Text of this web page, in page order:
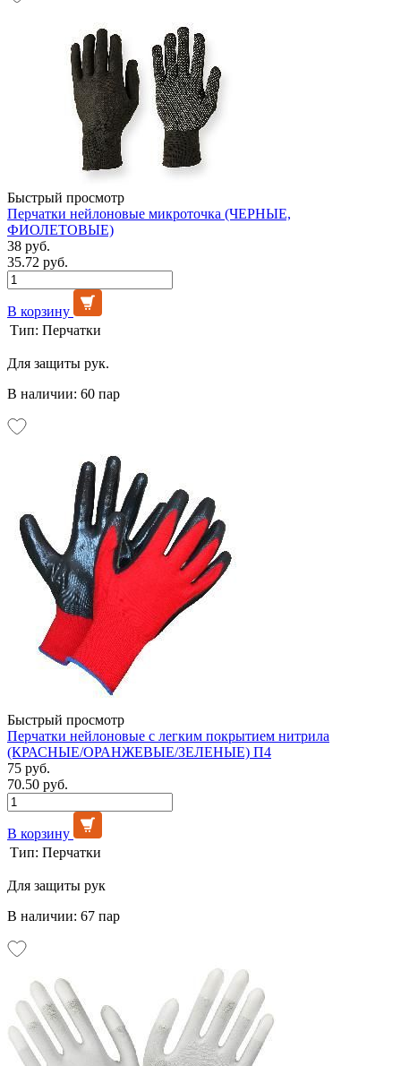
Быстрый просмотр
Перчатки нейлоновые микроточка (ЧЕРНЫЕ,
ФИОЛЕТОВЫЕ)
38 руб.
35.72 руб.
В корзину
Тип: Перчатки
Для защиты рук.
В наличии: 60 пар
Быстрый просмотр
Перчатки нейлоновые с легким покрытием нитрила
(КРАСНЫЕ/ОРАНЖЕВЫЕ/ЗЕЛЕНЫЕ) П4
75 руб.
70.50 руб.
В корзину
Тип: Перчатки
Для защиты рук
В наличии: 67 пар